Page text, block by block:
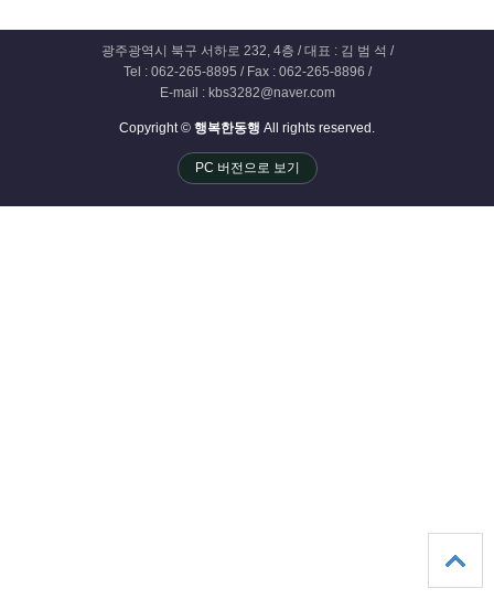
광주광역시 북구 서하로 232, 4층 / 대표 : 김 범 석 /
Tel : 062-265-8895 / Fax : 062-265-8896 /
E-mail : kbs3282@naver.com
Copyright © 행복한동행 All rights reserved.
PC 버전으로 보기